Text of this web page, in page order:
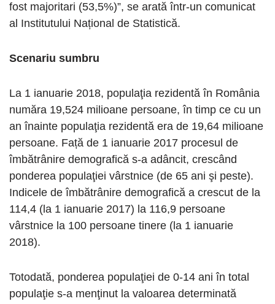
fost majoritari (53,5%)”, se arată într-un comunicat
al Institutului Național de Statistică.
Scenariu sumbru
La 1 ianuarie 2018, populaţia rezidentă în România
număra 19,524 milioane persoane, în timp ce cu un
an înainte populaţia rezidentă era de 19,64 milioane
persoane. Față de 1 ianuarie 2017 procesul de
îmbătrânire demografică s-a adâncit, crescând
ponderea populaţiei vârstnice (de 65 ani şi peste).
Indicele de îmbătrânire demografică a crescut de la
114,4 (la 1 ianuarie 2017) la 116,9 persoane
vârstnice la 100 persoane tinere (la 1 ianuarie
2018).
Totodată, ponderea populaţiei de 0-14 ani în total
populaţie s-a menţinut la valoarea determinată